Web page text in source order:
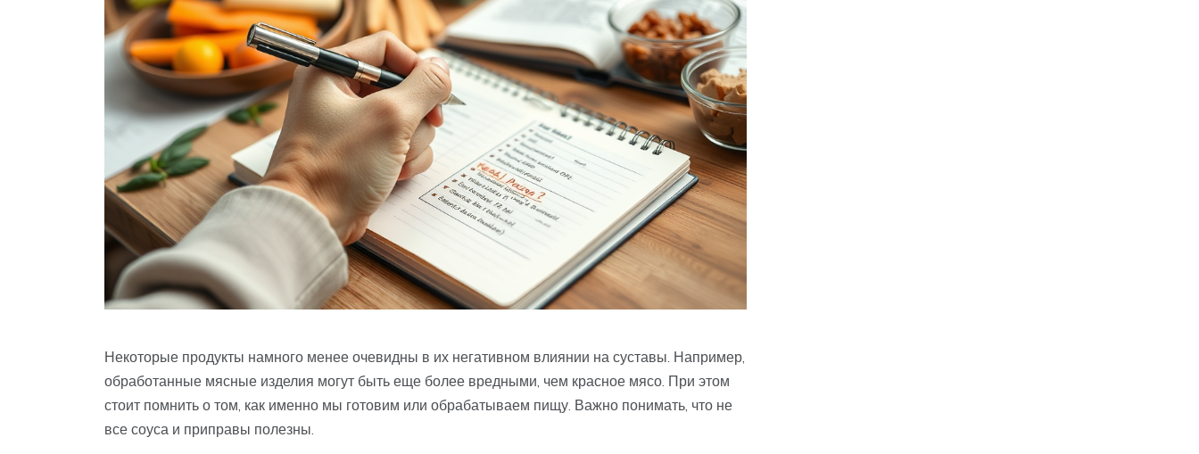
Некоторые продукты намного менее очевидны в их негативном влиянии на суставы. Например,
обработанные мясные изделия могут быть еще более вредными, чем красное мясо. При этом
стоит помнить о том, как именно мы готовим или обрабатываем пищу. Важно понимать, что не
все соуса и приправы полезны.